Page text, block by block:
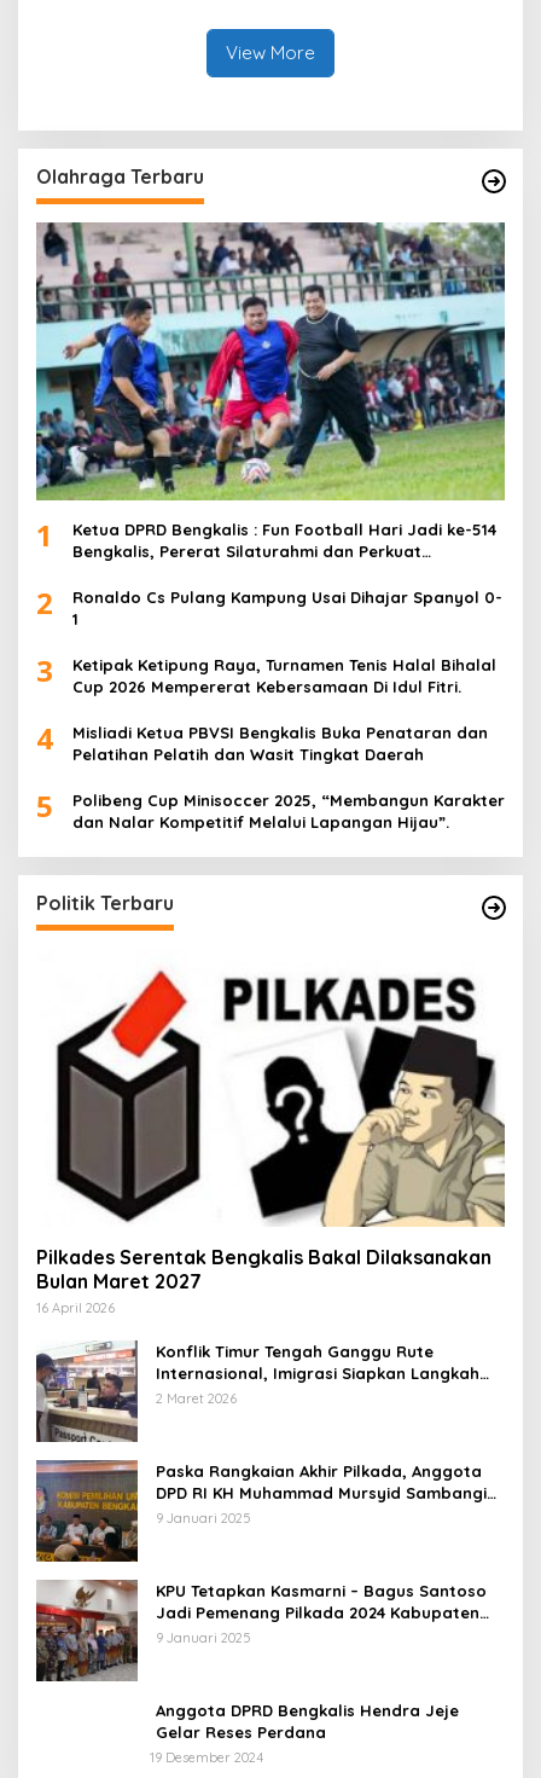
View More
Olahraga Terbaru
1
Ketua DPRD Bengkalis : Fun Football Hari Jadi ke-514
Bengkalis, Pererat Silaturahmi dan Perkuat
2
Ronaldo Cs Pulang Kampung Usai Dihajar Spanyol 0-
1
3
Ketipak Ketipung Raya, Turnamen Tenis Halal Bihalal
Cup 2026 Mempererat Kebersamaan Di Idul Fitri.
4
Misliadi Ketua PBVSI Bengkalis Buka Penataran dan
Pelatihan Pelatih dan Wasit Tingkat Daerah
5
Polibeng Cup Minisoccer 2025, “Membangun Karakter
dan Nalar Kompetitif Melalui Lapangan Hijau”.
Politik Terbaru
Pilkades Serentak Bengkalis Bakal Dilaksanakan
Bulan Maret 2027
16 April 2026
Konflik Timur Tengah Ganggu Rute
Internasional, Imigrasi Siapkan Langkah
Antisipatif
2 Maret 2026
Paska Rangkaian Akhir Pilkada, Anggota
DPD RI KH Muhammad Mursyid Sambangi
KPU Bengkalis
9 Januari 2025
KPU Tetapkan Kasmarni – Bagus Santoso
Jadi Pemenang Pilkada 2024 Kabupaten
Bengkalis
9 Januari 2025
Anggota DPRD Bengkalis Hendra Jeje
Gelar Reses Perdana
19 Desember 2024